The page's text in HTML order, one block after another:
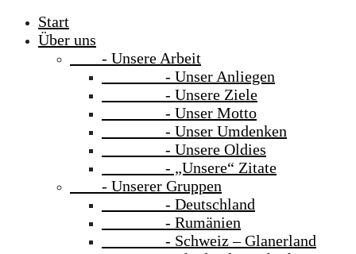
Start
Über uns
- Unsere Arbeit
- Unser Anliegen
- Unsere Ziele
- Unser Motto
- Unser Umdenken
- Unsere Oldies
- „Unsere“ Zitate
- Unserer Gruppen
- Deutschland
- Rumänien
- Schweiz – Glanerland